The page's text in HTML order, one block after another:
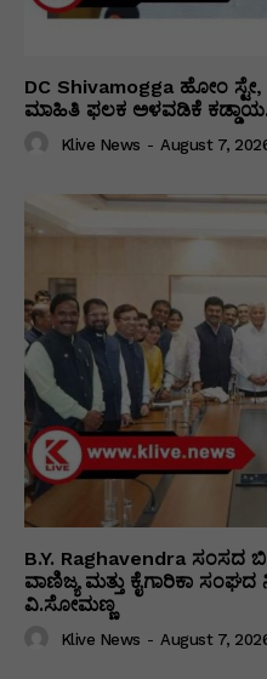
DC Shivamogga ಹೋಂ
ಮಾಹಿತಿ ಫಲಕ ಅಳವಡಿಕೆ ಕಡ್ಡಾಯ.
Klive News - August 7,
B.Y. Raghavendra ಸಂಸದ
ವಾಣಿಜ್ಯ ಮತ್ತು ಕೈಗಾರಿಕಾ
ವಿ‌.ಸೋಮಣ್ಣ
Klive News - August 7,